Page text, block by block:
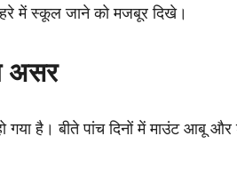
में स्कूल जाने को मजबूर दिखे।
असर
है। बीते पांच दिनों में माउंट आबू और